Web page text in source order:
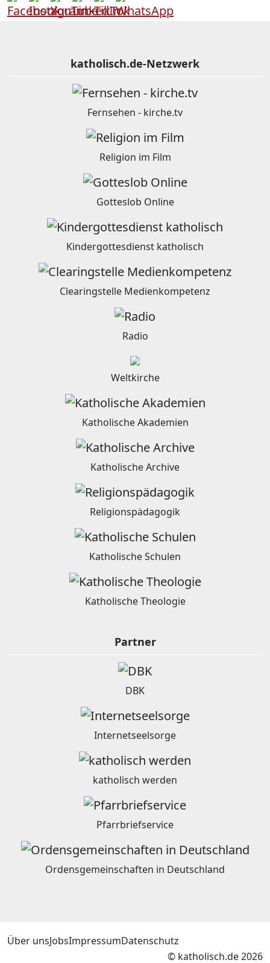
katholisch.de-Netzwerk
Fernsehen - kirche.tv
Religion im Film
Gotteslob Online
Kindergottesdienst katholisch
Clearingstelle Medienkompetenz
Radio
Weltkirche
Katholische Akademien
Katholische Archive
Religionspädagogik
Katholische Schulen
Katholische Theologie
Partner
DBK
Internetseelsorge
katholisch werden
Pfarrbriefservice
Ordensgemeinschaften in Deutschland
Über unsJobsImpressumDatenschutz
© katholisch.de 2026